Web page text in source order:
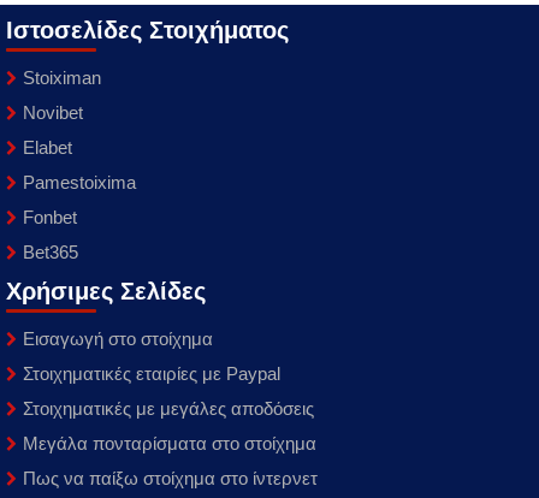
Ιστοσελίδες Στοιχήματος
Stoiximan
Novibet
Elabet
Pamestoixima
Fonbet
Bet365
Χρήσιμες Σελίδες
Εισαγωγή στο στοίχημα
Στοιχηματικές εταιρίες με Paypal
Στοιχηματικές με μεγάλες αποδόσεις
Μεγάλα πονταρίσματα στο στοίχημα
Πως να παίξω στοίχημα στο ίντερνετ